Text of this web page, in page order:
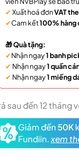
✔ Xuất hoá đơnVAT
✔Cam kết100% hàng
🎁 Quà tặng:
✔Nhận ngay1 banh
✔ Nhận ngay1 quấn
✔ Nhận ngay1 miếng
sau đến 12 tháng
Giảm đến 50K
Fundiin.xem